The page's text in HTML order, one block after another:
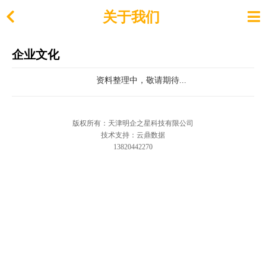
关于我们
企业文化
资料整理中，敬请期待...
版权所有：天津明企之星科技有限公司
技术支持：云鼎数据
13820442270